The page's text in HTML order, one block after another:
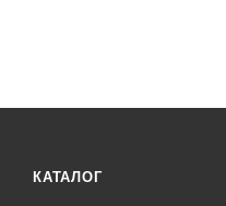
КАТАЛОГ